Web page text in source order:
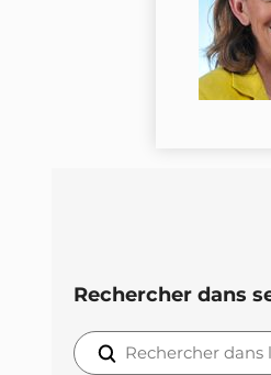
Rechercher dans